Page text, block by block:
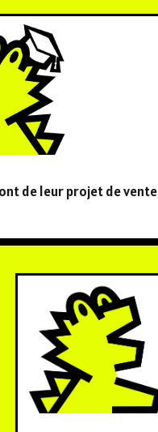
de leur projet de vente